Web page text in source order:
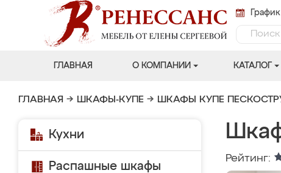
ГЛАВНАЯ О КОМПАНИИ КАТАЛОГ
ГЛАВНАЯ → ШКАФЫ-КУПЕ → ШКАФЫ КУПЕ
Кухни
Распашные шкафы
Рейтинг: